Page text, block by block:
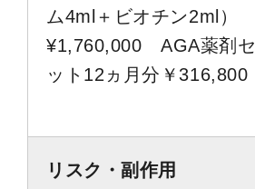
ム4ml＋ビオチン2ml）
¥1,760,000 AGA薬剤セ
ット12ヵ月分￥316,800
リスク・副作用